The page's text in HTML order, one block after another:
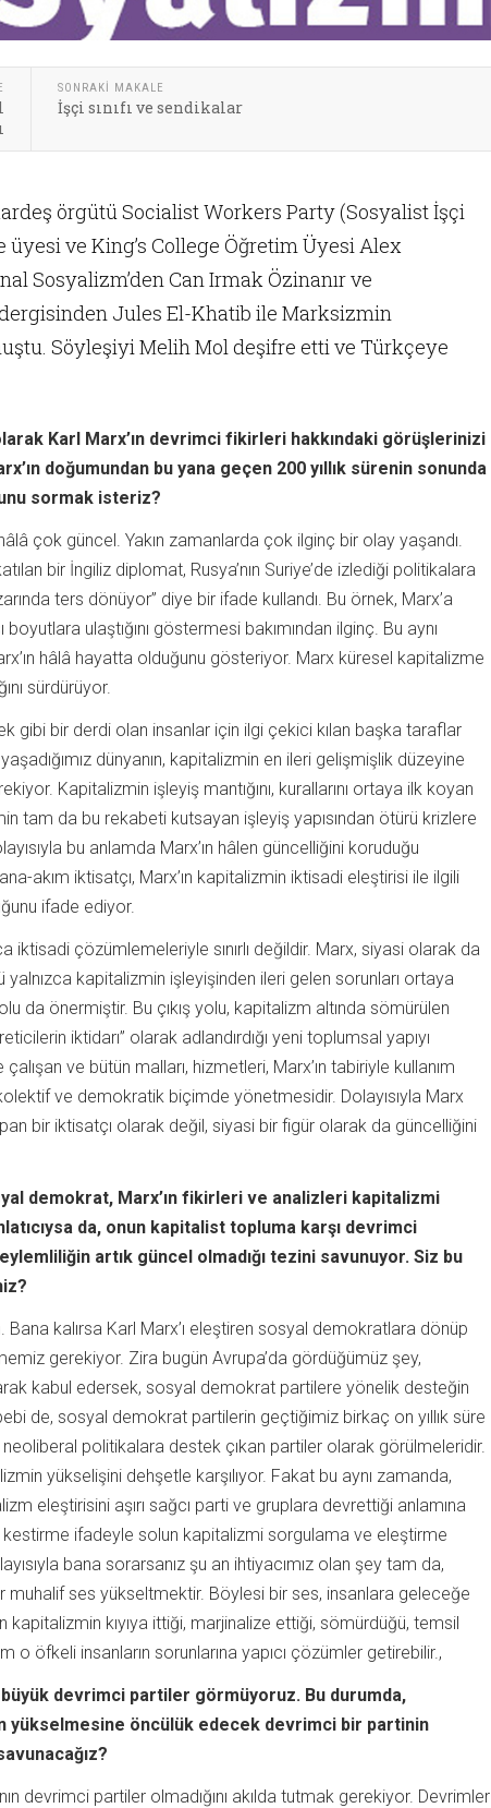
SONRAKI MAKALE
İşçi sınıfı ve sendikalar
örgütü Socialist Workers Party (Sosyalist İşçi
ve King’s College Öğretim Üyesi Alex
Sosyalizm’den Can Irmak Özinanır ve
Jules El-Khatib ile Marksizmin
Söyleşiyi Melih Mol deşifre etti ve Türkçeye
Karl Marx’ın devrimci fikirleri hakkındaki görüşlerinizi
doğumundan bu yana geçen 200 yıllık sürenin sonunda
sormak isteriz?
çok güncel. Yakın zamanlarda çok ilginç bir olay yaşandı.
bir İngiliz diplomat, Rusya’nın Suriye’de izlediği politikalara
ters dönüyor” diye bir ifade kullandı. Bu örnek, Marx’a
boyutlara ulaştığını göstermesi bakımından ilginç. Bu aynı
hâlâ hayatta olduğunu gösteriyor. Marx küresel kapitalizme
sürdürüyor.
gibi bir derdi olan insanlar için ilgi çekici kılan başka taraflar
dünyanın, kapitalizmin en ileri gelişmişlik düzeyine
Kapitalizmin işleyiş mantığını, kurallarını ortaya ilk koyan
tam da bu rekabeti kutsayan işleyiş yapısından ötürü krizlere
bu anlamda Marx’ın hâlen güncelliğini koruduğu
akım iktisatçı, Marx’ın kapitalizmin iktisadi eleştirisi ile ilgili
ifade ediyor.
iktisadi çözümlemeleriyle sınırlı değildir. Marx, siyasi olarak da
yalnızca kapitalizmin işleyişinden ileri gelen sorunları ortaya
da önermiştir. Bu çıkış yolu, kapitalizm altında sömürülen
iktidarı” olarak adlandırdığı yeni toplumsal yapıyı
ve bütün malları, hizmetleri, Marx’ın tabiriyle kullanım
kolektif ve demokratik biçimde yönetmesidir. Dolayısıyla Marx
bir iktisatçı olarak değil, siyasi bir figür olarak da güncelliğini
demokrat, Marx’ın fikirleri ve analizleri kapitalizmi
da, onun kapitalist topluma karşı devrimci
artık güncel olmadığı tezini savunuyor. Siz bu
Bana kalırsa Karl Marx’ı eleştiren sosyal demokratlara dönüp
gerekiyor. Zira bugün Avrupa’da gördüğümüz şey,
kabul edersek, sosyal demokrat partilere yönelik desteğin
de, sosyal demokrat partilerin geçtiğimiz birkaç on yıllık süre
politikalara destek çıkan partiler olarak görülmeleridir.
yükselişini dehşetle karşılıyor. Fakat bu aynı zamanda,
eleştirisini aşırı sağcı parti ve gruplara devrettiği anlamına
ifadeyle solun kapitalizmi sorgulama ve eleştirme
bana sorarsanız şu an ihtiyacımız olan şey tam da,
muhalif ses yükseltmektir. Böylesi bir ses, insanlara geleceğe
kıyıya ittiği, marjinalize ettiği, sömürdüğü, temsil
o öfkeli insanların sorunlarına yapıcı çözümler getirebilir.,
büyük devrimci partiler görmüyoruz. Bu durumda,
yükselmesine öncülük edecek devrimci bir partinin
devrimci partiler olmadığını akılda tutmak gerekiyor. Devrimler